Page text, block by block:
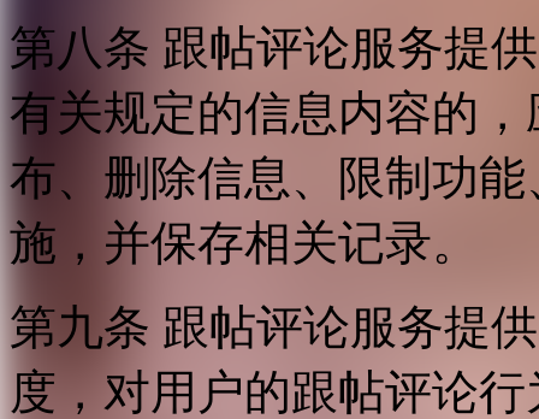
第八条 跟帖评论服务提
有关规定的信息内容的
布、删除信息、限制功
施，并保存相关记录。
第九条 跟帖评论服务提
度，对用户的跟帖评论